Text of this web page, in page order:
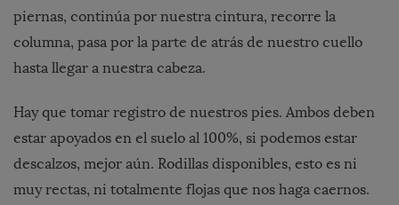
piernas, continúa por nuestra cintura, recorre la
columna, pasa por la parte de atrás de nuestro cuello
hasta llegar a nuestra cabeza.
Hay que tomar registro de nuestros pies. Ambos deben
estar apoyados en el suelo al 100%, si podemos estar
descalzos, mejor aún. Rodillas disponibles, esto es ni
muy rectas, ni totalmente flojas que nos haga caernos.